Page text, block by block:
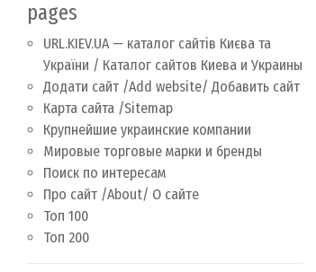
pages
URL.KIEV.UA — каталог сайтів Києва та
України / Каталог сайтов Киева и Украины
Додати сайт /Add website/ Добавить сайт
Карта сайта /Sitemap
Крупнейшие украинские компании
Мировые торговые марки и бренды
Поиск по интересам
Про сайт /About/ О сайте
Топ 100
Топ 200